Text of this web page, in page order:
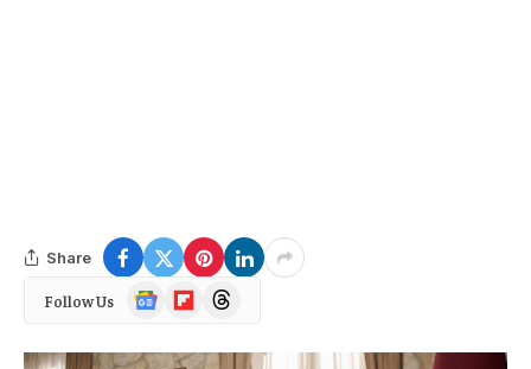
Share
Follow Us
Google
News
FlipboardThreads